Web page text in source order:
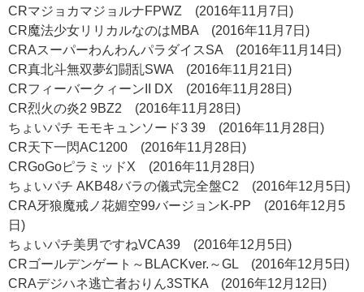
CRマジョカマジョルナFPWZ (2016年11月7日)
CR魔法少女リリカルなのはMBA (2016年11月7日)
CRAスーパーわんわんパラダイスSA (2016年11月14日)
CR真北斗無双夢幻闘乱SWA (2016年11月21日)
CRフィーバークィーンII DX (2016年11月28日)
CR烈火の炎2 9BZ2 (2016年11月28日)
ちょいパチ モモキュンソード3 39 (2016年11月28日)
CR天下一閃AC1200 (2016年11月28日)
CRGoGoピラミッドX (2016年11月28日)
ちょいパチ AKB48バラの儀式完全盤C2 (2016年12月5日)
CRA牙狼魔戒ノ花媚空99バージョンK-PP (2016年12月5
日)
ちょいパチ美男ですねVCA39 (2016年12月5日)
CRゴールデンゲート～BLACKver.～GL (2016年12月5日)
CRAデジハネ逃亡者おりん3STKA (2016年12月12日)